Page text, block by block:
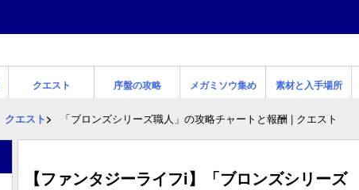
クエスト 序盤の攻略 メガミソウ集め 素材と入手場所
クエスト 「ブロンズシリーズ職人」の攻略チャートと報酬 | クエスト
【ファンタジーライフi】「ブロンズシリーズ